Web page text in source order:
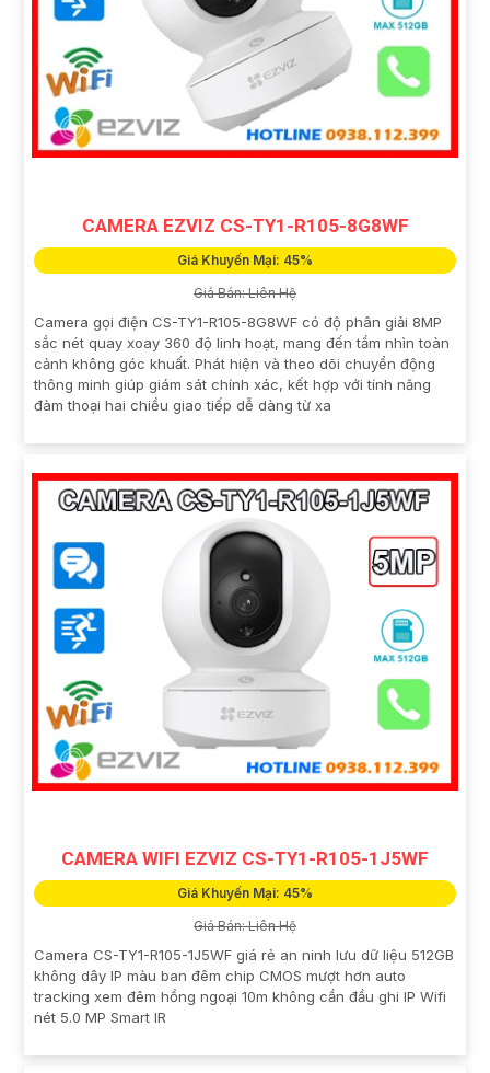
CAMERA EZVIZ CS-TY1-R105-8G8WF
Giá Khuyến Mại: 45%
Giá Bán: Liên Hệ
Camera gọi điện CS-TY1-R105-8G8WF có độ phân giải 8MP
sắc nét quay xoay 360 độ linh hoạt, mang đến tầm nhìn toàn
cảnh không góc khuất. Phát hiện và theo dõi chuyển động
thông minh giúp giám sát chính xác, kết hợp với tính năng
đàm thoại hai chiều giao tiếp dễ dàng từ xa
CAMERA WIFI EZVIZ CS-TY1-R105-1J5WF
Giá Khuyến Mại: 45%
Giá Bán: Liên Hệ
Camera CS-TY1-R105-1J5WF giá rẻ an ninh lưu dữ liệu 512GB
không dây IP màu ban đêm chip CMOS mượt hơn auto
tracking xem đêm hồng ngoại 10m không cần đầu ghi IP Wifi
nét 5.0 MP Smart IR